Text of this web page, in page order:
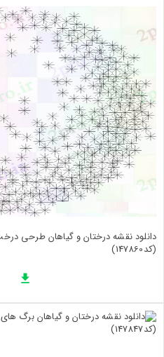
دانلود نقشه درختان و گیاهان طرحی
(کد147860)